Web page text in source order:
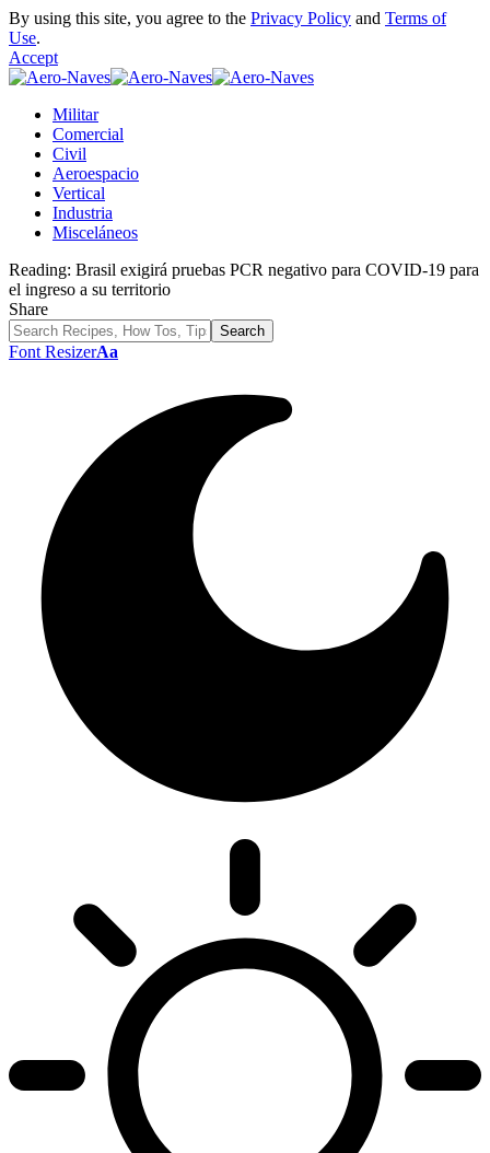
By using this site, you agree to the Privacy Policy and Terms of
Use.
Accept
Militar
Comercial
Civil
Aeroespacio
Vertical
Industria
Misceláneos
Reading: Brasil exigirá pruebas PCR negativo para COVID-19 para
el ingreso a su territorio
Share
Font ResizerAa